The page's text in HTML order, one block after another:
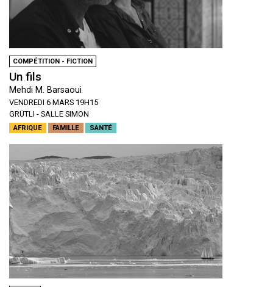
COMPÉTITION - FICTION
Un fils
Mehdi M. Barsaoui
VENDREDI 6 MARS 19H15
GRÜTLI - SALLE SIMON
AFRIQUE FAMILLE SANTÉ